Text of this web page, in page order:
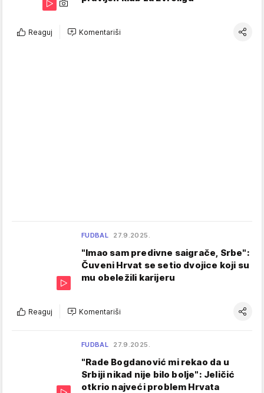
Reaguj Komentariši
FUDBAL 27.9.2025.
"Imao sam predivne saigrače, Srbe":
Čuveni Hrvat se setio dvojice koji su
mu obeležili karijeru
Reaguj Komentariši
FUDBAL 27.9.2025.
"Rade Bogdanović mi rekao da u
Srbiji nikad nije bilo bolje": Jeličić
otkrio najveći problem Hrvata